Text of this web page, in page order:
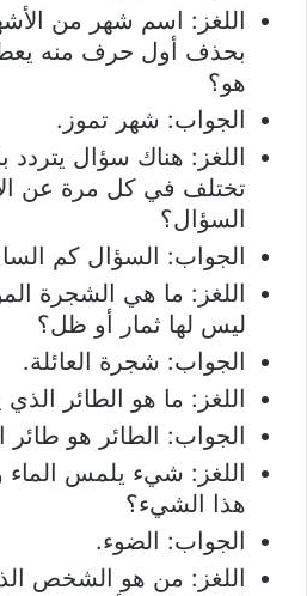
اللغز: اسم شهر من
بحذف أول حرف منه
هو؟
الجواب: شهر تموز.
اللغز: هناك سؤال يتردد
تختلف في كل مرة عن
السؤال؟
الجواب: السؤال كم
اللغز: ما هي الشجرة
ليس لها ثمار أو ظل؟
الجواب: شجرة العائلة.
اللغز: ما هو الطائر الذي
الجواب: الطائر هو
اللغز: شيء يلمس الماء
هذا الشيء؟
الجواب: الضوء.
اللغز: من هو الشخص